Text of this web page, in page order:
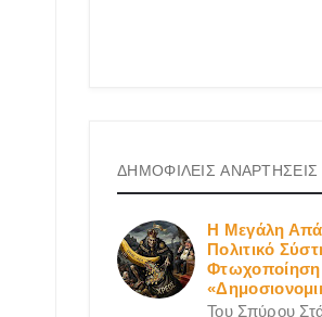
ΔΗΜΟΦΙΛΕΙΣ
Η Μεγάλη
Πολιτικό
Φτωχοποίηση
Του Σπύρου